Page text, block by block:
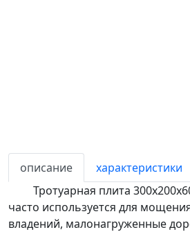
описание
характеристики
Тротуарная плита
часто используется для
владений, малонагруженные